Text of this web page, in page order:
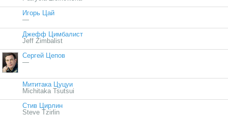
Игорь Цай
—
Джефф Цимбалист
Jeff Zimbalist
Сергей Цепов
—
Мититака Цуцуи
Michitaka Tsutsui
Стив Цирлин
Steve Tzirlin